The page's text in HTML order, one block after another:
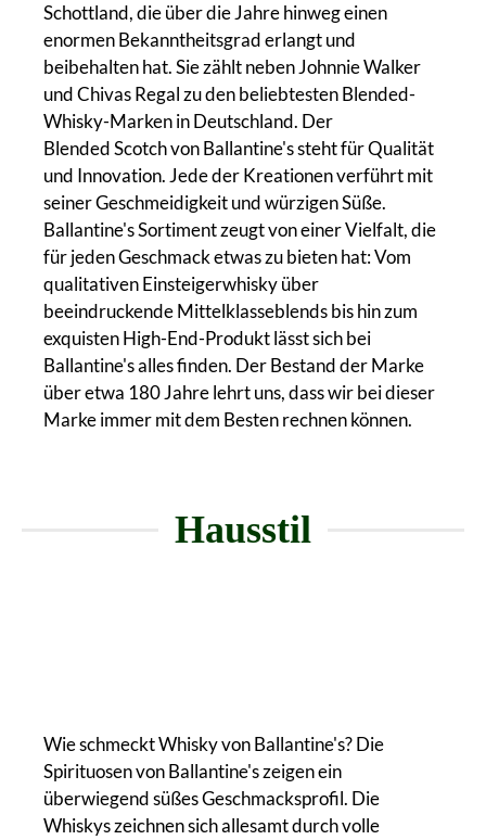
Schottland, die über die Jahre hinweg einen
enormen Bekanntheitsgrad erlangt und
beibehalten hat. Sie zählt neben Johnnie Walker
und Chivas Regal zu den beliebtesten Blended-
Whisky-Marken in Deutschland. Der
Blended Scotch von Ballantine's steht für Qualität
und Innovation. Jede der Kreationen verführt mit
seiner Geschmeidigkeit und würzigen Süße.
Ballantine's Sortiment zeugt von einer Vielfalt, die
für jeden Geschmack etwas zu bieten hat: Vom
qualitativen Einsteigerwhisky über
beeindruckende Mittelklasseblends bis hin zum
exquisten High-End-Produkt lässt sich bei
Ballantine's alles finden. Der Bestand der Marke
über etwa 180 Jahre lehrt uns, dass wir bei dieser
Marke immer mit dem Besten rechnen können.
Hausstil
Wie schmeckt Whisky von Ballantine's? Die
Spirituosen von Ballantine's zeigen ein
überwiegend süßes Geschmacksprofil. Die
Whiskys zeichnen sich allesamt durch volle